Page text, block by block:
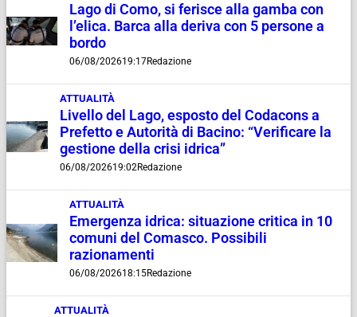
Lago di Como, si ferisce alla gamba con
l’elica. Barca alla deriva con 5 persone a
bordo
06/08/202619:17Redazione
ATTUALITÀ
Livello del Lago, esposto del Codacons a
Prefetto e Autorità di Bacino: “Verificare la
gestione della crisi idrica”
06/08/202619:02Redazione
ATTUALITÀ
Emergenza idrica: situazione critica in 10
comuni del Comasco. Possibili
razionamenti
06/08/202618:15Redazione
ATTUALITÀ